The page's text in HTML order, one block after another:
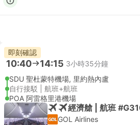
即刻確認
10:40 14:15 3小時35分鐘
SDU 聖杜蒙特機場, 里約熱內盧
自行接駁 | 航班+航班
POA 阿雷格里港機場
經濟艙 | 航班
GOL Airlines